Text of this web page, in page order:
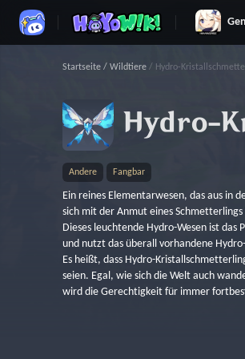
Startseite / Wildtiere / Hydro-
Andere Fangbar
Ein reines Elementarwesen, das aus in
sich mit der Anmut eines
Dieses leuchtende Hydro-Wesen ist
und nutzt das überall vorhandene
Es heißt, dass Hydro-
seien. Egal, wie sich die Welt auch
wird die Gerechtigkeit für immer